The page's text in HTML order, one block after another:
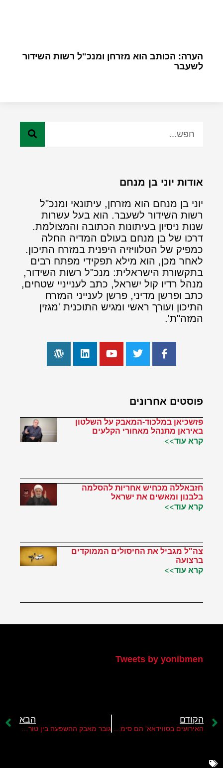
הערה: הכותב הוא מזרחן ומנכ"ל רשות השידור
לשעבר
אודות יוני בן מנחם
יוני בן מנחם הוא מזרחן, עיתונאי ומנכ"ל
רשות השידור לשעבר. הוא בעל עשרות
שנות ניסיון בעיתונות הכתובה והמצולמת.
דרכו של בן מנחם בעולם המדיה החלה
כמפיק של הטלוויזיה היפנית במזרח התיכון.
לאחר מכן, הוא מילא תפקידי מפתח רבים
בתקשורת הישראלית: מנכ"ל רשות השידור,
מנהל רדיו קול ישראל, כתב לענייניי שטחים,
כתב ופרשן מדיני, פרשן לענייני המזרח
התיכון ועורך ראשי ומגיש התוכנית 'מגזין
המזה"ת'.
פוסטים אחרונים
פזשכיאן במלכוד-המאבק על השלטון
באיראן מתנהל מאחורי הקלעים
קרא עוד>>
חזבאללה מכחיש אחריות להסלמה
בלבנון ומאשים את ישראל
קרא עוד>>
צה"ל מגביל את החיסולים הממוקדים
ברצועה
קרא עוד>>
Tweets by yonibmen
הקודם
האירועים בסווידאא' הם סימן מדאיג במזרח התיכון המשתנה
הבא
גובר מאבק ההשפעה בין טורקיה לישראל על אדמת סוריה